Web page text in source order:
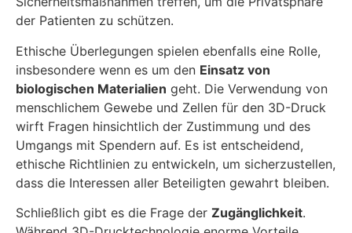
der Patienten zu schützen.
Ethische Überlegungen spielen ebenfalls eine Rolle,
insbesondere wenn es um den Einsatz von
biologischen Materialien geht. Die Verwendung von
menschlichem Gewebe und Zellen für den 3D-Druck
wirft Fragen hinsichtlich der Zustimmung und des
Umgangs mit Spendern auf. Es ist entscheidend,
ethische Richtlinien zu entwickeln, um sicherzustellen,
dass die Interessen aller Beteiligten gewahrt bleiben.
Schließlich gibt es die Frage der Zugänglichkeit.